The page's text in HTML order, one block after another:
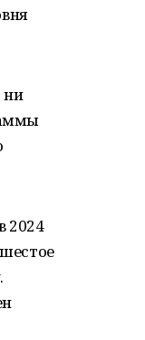
ни
2024